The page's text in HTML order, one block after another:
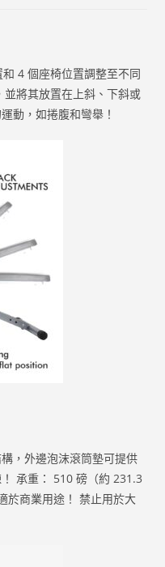
4 個座椅位置調整至不同
將其放置在上斜、下斜或
動，如捲腹和彎舉！
，外邊泡沫滾筒墊可提供
承重： 510 磅（約 231.3
於商業用途！ 禁止用於大